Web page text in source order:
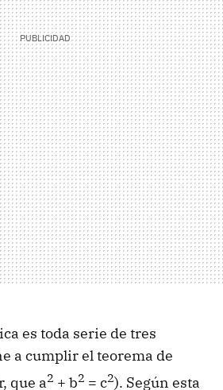
es toda serie de tres
a cumplir el teorema de
que a2 + b2 = c2). Según esta